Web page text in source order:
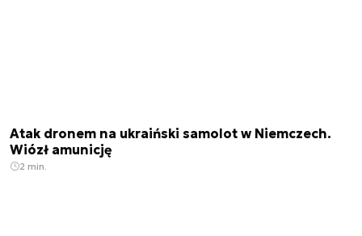
Atak dronem na ukraiński samolot w Niemczech.
Wiózł amunicję
2 min.